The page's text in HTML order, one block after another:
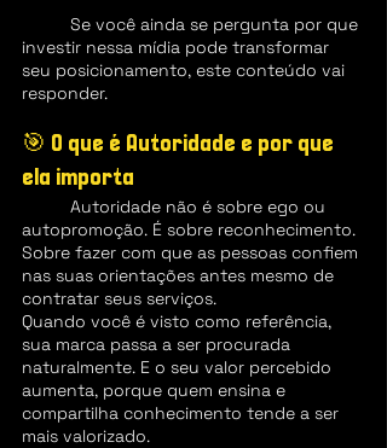
investir nessa mídia pode transformar
seu posicionamento, este conteúdo vai
responder.
🎯 O que é Autoridade e por que
ela importa
autopromoção. É sobre reconhecimento.
Sobre fazer com que as pessoas confiem
nas suas orientações antes mesmo de
contratar seus serviços.
Quando você é visto como referência,
sua marca passa a ser procurada
naturalmente. E o seu valor percebido
aumenta, porque quem ensina e
compartilha conhecimento tende a ser
mais valorizado.